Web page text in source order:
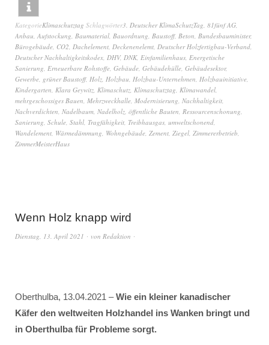
KategorieKlimaschutztag Schlagwörter3. Deutscher KlimaSchutzTag, 81fünf AG,
Anbau, Aufstockung, Baumaterial, Bauordnung, Baustoff, Beton, Bundesbauminister,
Bürogebäude, CO2, Dachelement, Deckenenelemt, Deutscher Holzfertigbau-Verband,
Deutscher Nachhaltigkeitskodex, DHV, DNK, Einfamilienhaus, Energetische
Sanierung, Erneuerbare Rohstoffe, Gebäude, Gebäudehülle, Gebäudesektor,
Gewerbe, grüner Baustoff, Holz, Holzbau, Holzbau-Unternehmen, Holzbauinitiative,
Kindergarten, Klara Geywitz, Klimaschutz, Klimaschutztag, Klimawandel,
mehrgeschossiges Bauen, Mehrzweckhalle, Modernisierung, Nachhaltigkeit,
Nachverdichten, Nadelbaum, Nadelholz, öffentliche Bauten, Ressourcenschonung,
Sanierung, Schule, Stahl, Tragfähigkeit, Treibhausgas, umweltschonend,
Wandelement, Wärmedämmung, Wohngebäude, Zement, Ziegel, Zimmererbetrieb,
ZimmerMeisterHaus
Wenn Holz knapp wird
Dienstag, 13. April 2021 von Redaktion
Oberthulba, 13.04.2021 –Wie ein kleiner kanadischer
Käfer den weltweiten Holzhandel ins Wanken bringt und
in Oberthulba für Probleme sorgt.